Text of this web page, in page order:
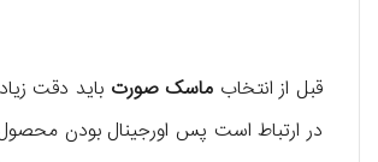
قبل از انتخاب ماسک صورت باید دقت
در ارتباط است پس اورجینال بودن